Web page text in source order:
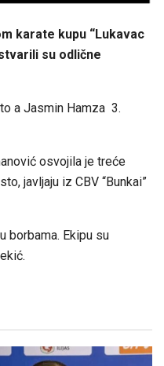
karate kupu “Lukavac
su odlične
a Jasmin Hamza 3.
osvojila je treće
javljaju iz CBV “Bunkai”
borbama. Ekipu su